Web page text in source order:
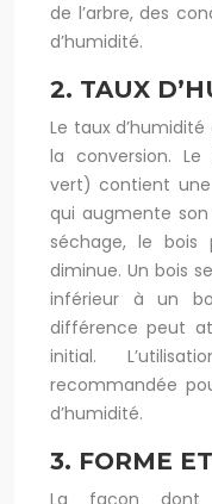
de l’arbre, des
d’humidité.
2. TAUX
Le taux
la conversion.
vert) contient une
qui augmente
séchage, le bois
diminue. Un bois
inférieur à un
différence peut
initial.
recommandée
d’humidité.
3. FORME
La façon